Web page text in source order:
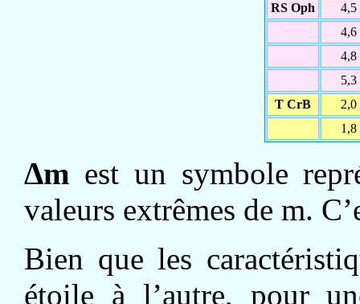
RS Oph
4,5
4,6
4,8
5,3
T CrB
2,0
1,8
Δm est un symbole
valeurs extrêmes de m.
Bien que les
étoile à l’autre, pour